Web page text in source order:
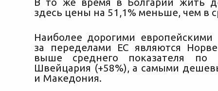
здесь цены на 51,1% меньше, чем в
Наиболее дорогими европейскими
за переделами ЕС являются
выше среднего показателя по
Швейцария (+58%), а самыми
и Македония.